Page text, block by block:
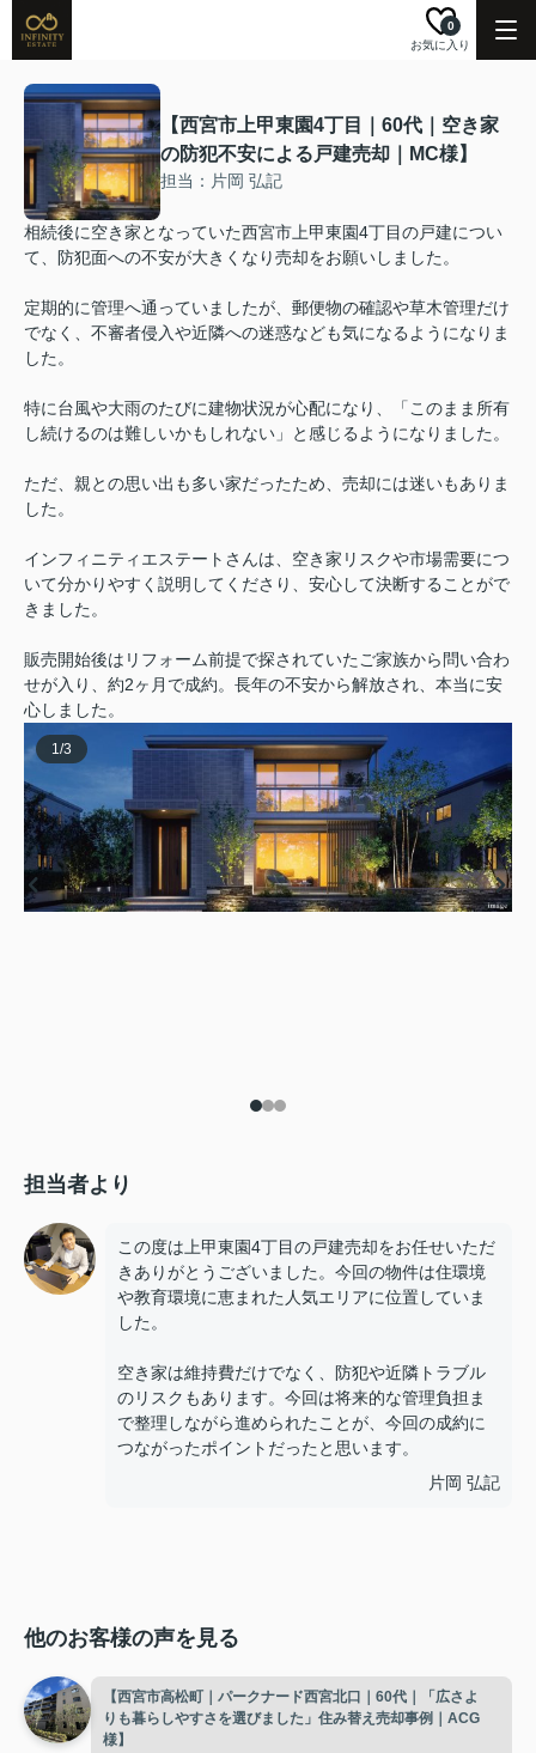
お気に入り
0
【西宮市上甲東園4丁目｜60代｜空き家
の防犯不安による戸建売却｜MC様】
担当：片岡 弘記
相続後に空き家となっていた西宮市上甲東園4丁目の戸建につい
て、防犯面への不安が大きくなり売却をお願いしました。
定期的に管理へ通っていましたが、郵便物の確認や草木管理だけ
でなく、不審者侵入や近隣への迷惑なども気になるようになりま
した。
特に台風や大雨のたびに建物状況が心配になり、「このまま所有
し続けるのは難しいかもしれない」と感じるようになりました。
ただ、親との思い出も多い家だったため、売却には迷いもありま
した。
インフィニティエステートさんは、空き家リスクや市場需要につ
いて分かりやすく説明してくださり、安心して決断することがで
きました。
販売開始後はリフォーム前提で探されていたご家族から問い合わ
せが入り、約2ヶ月で成約。長年の不安から解放され、本当に安
心しました。
1/3
担当者より
この度は上甲東園4丁目の戸建売却をお任せいただ
きありがとうございました。今回の物件は住環境
や教育環境に恵まれた人気エリアに位置していま
した。
空き家は維持費だけでなく、防犯や近隣トラブル
のリスクもあります。今回は将来的な管理負担ま
で整理しながら進められたことが、今回の成約に
つながったポイントだったと思います。
片岡 弘記
他のお客様の声を見る
【西宮市高松町｜パークナード西宮北口｜60代｜「広さよ
りも暮らしやすさを選びました」住み替え売却事例｜ACG
様】